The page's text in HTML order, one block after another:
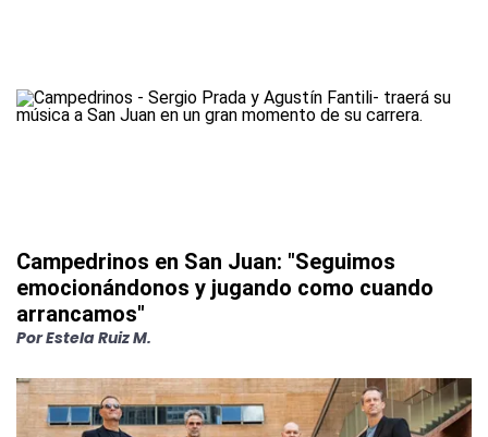
Campedrinos en San Juan: "Seguimos
emocionándonos y jugando como cuando
arrancamos"
PorEstela Ruiz M.